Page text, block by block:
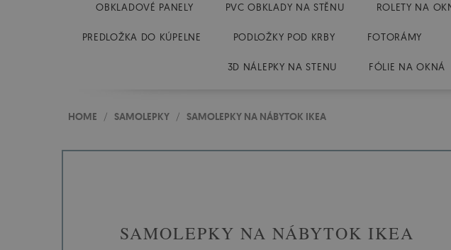
OBKLADOVÉ PANELY PVC OBKLADY NA STĚNU ROLETY NA
PREDLOŽKA DO KÚPELNE PODLOŽKY POD KRBY FOTORÁMY
3D NÁLEPKY NA STENU FÓLIE NA OKNÁ
HOME / SAMOLEPKY / SAMOLEPKY NA NÁBYTOK IKEA
SAMOLEPKY NA NÁBYTOK IKEA